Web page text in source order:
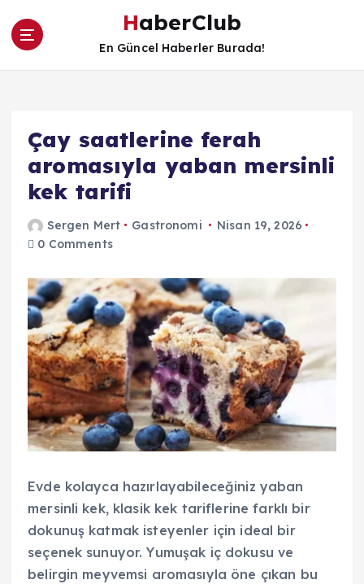
HaberClub
En Güncel Haberler Burada!
Çay saatlerine ferah
aromasıyla yaban mersinli
kek tarifi
Sergen Mert Gastronomi
Nisan 19, 2026
0 Comments
Evde kolayca hazırlayabileceğiniz yaban
mersinli kek, klasik kek tariflerine farklı bir
dokunuş katmak isteyenler için ideal bir
seçenek sunuyor. Yumuşak iç dokusu ve
belirgin meyvemsi aromasıyla öne çıkan bu